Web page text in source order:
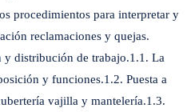
procedimientos para interpretar y
reclamaciones y quejas.
y distribución de trabajo.1.1. La
y funciones.1.2. Puesta a
vajilla y mantelería.1.3.